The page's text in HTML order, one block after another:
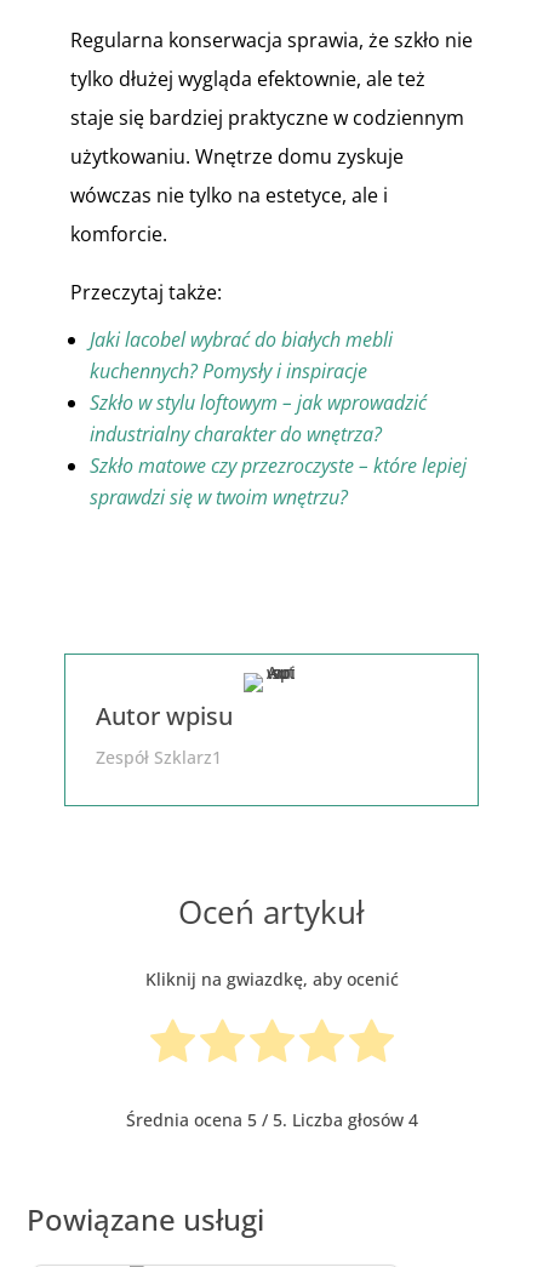
Regularna konserwacja sprawia, że szkło nie
tylko dłużej wygląda efektownie, ale też
staje się bardziej praktyczne w codziennym
użytkowaniu. Wnętrze domu zyskuje
wówczas nie tylko na estetyce, ale i
komforcie.
Przeczytaj także:
Jaki lacobel wybrać do białych mebli
kuchennych? Pomysły i inspiracje
Szkło w stylu loftowym – jak wprowadzić
industrialny charakter do wnętrza?
Szkło matowe czy przezroczyste – które lepiej
sprawdzi się w twoim wnętrzu?
Autor wpisu
Zespół Szklarz1
Oceń artykuł
Kliknij na gwiazdkę, aby ocenić
Średnia ocena 5/ 5. Liczba głosów 4
Powiązane usługi